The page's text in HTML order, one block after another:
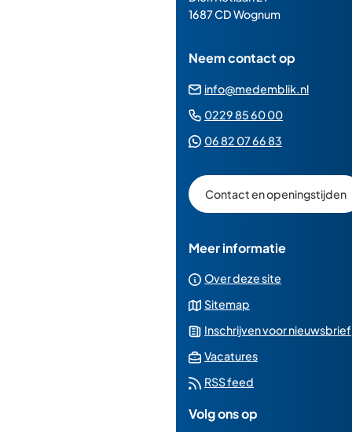
paginainhoud
1687 CD Wognum
Neem contact op
info@medemblik.nl
0229 85 60 00(Verwijst
06 82 07 66 83
een
Whatsapp
Contact en openingstijden
Meer informatie
Over deze site
Sitemap
Inschrijven voor nieuwsbrief
Vacatures(Verwijst
RSS feed
Volg ons op